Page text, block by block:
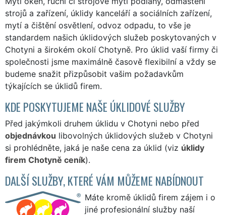
strojů a zařízení, úklidy kanceláří a sociálních zařízení,
mytí a čištění osvětlení, odvoz odpadu, to vše je
standardem našich úklidových služeb poskytovaných v
Chotyni a širokém okolí Chotyně. Pro úklid vaší firmy či
společnosti jsme maximálně časově flexibilní a vždy se
budeme snažit přizpůsobit vašim požadavkům
týkajících se úklidů firem.
KDE POSKYTUJEME NAŠE ÚKLIDOVÉ SLUŽBY
Před jakýmkoli druhem úklidu v Chotyni nebo před
objednávkou libovolných úklidových služeb v Chotyni
si prohlédněte, jaká je naše cena za úklid (viz úklidy
firem Chotyně ceník).
DALŠÍ SLUŽBY, KTERÉ VÁM MŮŽEME NABÍDNOUT
Máte kromě úklidů firem zájem i o
jiné profesionální služby naší